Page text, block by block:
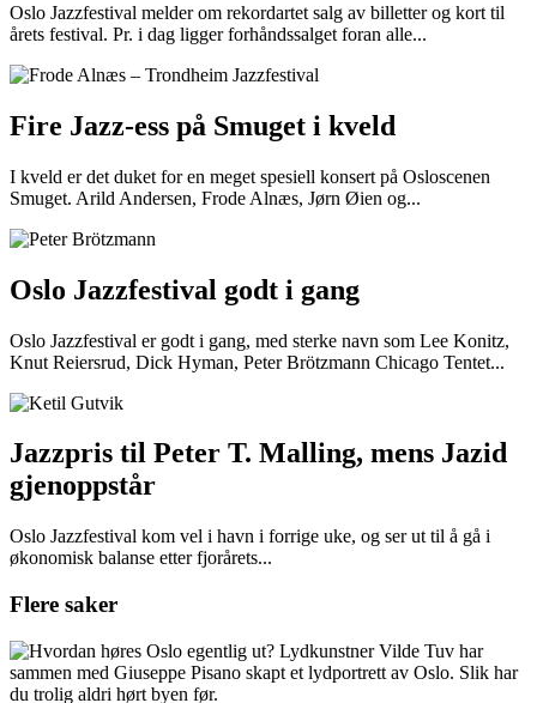
Oslo Jazzfestival melder om rekordartet salg av billetter og kort til
årets festival. Pr. i dag ligger forhåndssalget foran alle...
Fire Jazz-ess på Smuget i kveld
I kveld er det duket for en meget spesiell konsert på Osloscenen
Smuget. Arild Andersen, Frode Alnæs, Jørn Øien og...
Oslo Jazzfestival godt i gang
Oslo Jazzfestival er godt i gang, med sterke navn som Lee Konitz,
Knut Reiersrud, Dick Hyman, Peter Brötzmann Chicago Tentet...
Jazzpris til Peter T. Malling, mens Jazid
gjenoppstår
Oslo Jazzfestival kom vel i havn i forrige uke, og ser ut til å gå i
økonomisk balanse etter fjorårets...
Flere saker